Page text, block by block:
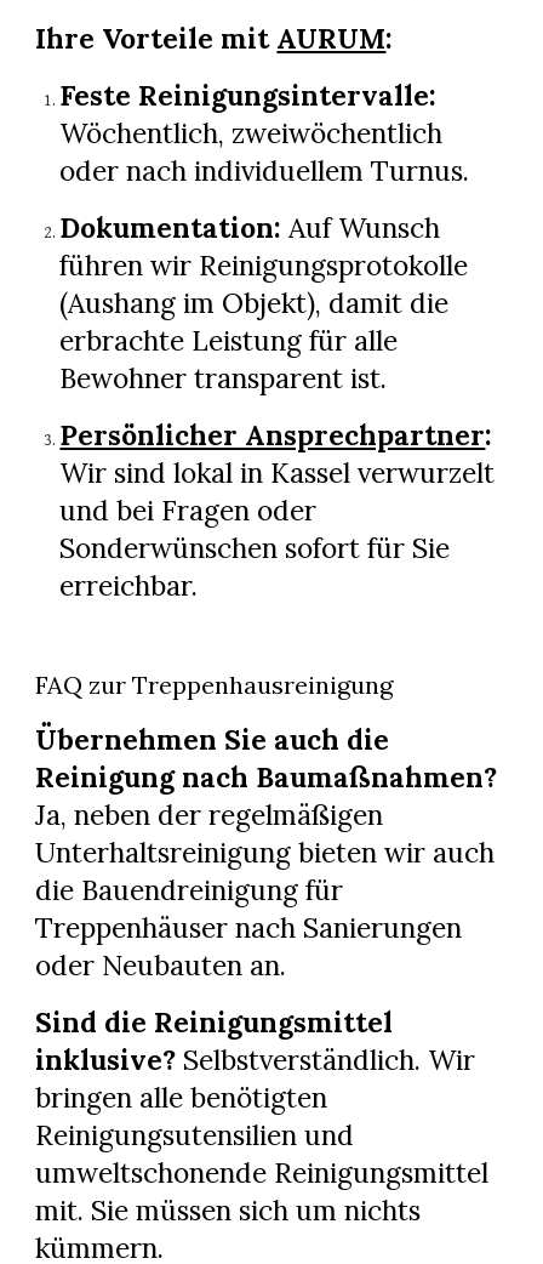
Ihre Vorteile mit AURUM:
Feste Reinigungsintervalle:
Wöchentlich, zweiwöchentlich
oder nach individuellem Turnus.
Dokumentation: Auf Wunsch
führen wir Reinigungsprotokolle
(Aushang im Objekt), damit die
erbrachte Leistung für alle
Bewohner transparent ist.
Persönlicher Ansprechpartner:
Wir sind lokal in Kassel verwurzelt
und bei Fragen oder
Sonderwünschen sofort für Sie
erreichbar.
FAQ zur Treppenhausreinigung
Übernehmen Sie auch die
Reinigung nach Baumaßnahmen?
Ja, neben der regelmäßigen
Unterhaltsreinigung bieten wir auch
die Bauendreinigung für
Treppenhäuser nach Sanierungen
oder Neubauten an.
Sind die Reinigungsmittel
inklusive? Selbstverständlich. Wir
bringen alle benötigten
Reinigungsutensilien und
umweltschonende Reinigungsmittel
mit. Sie müssen sich um nichts
kümmern.